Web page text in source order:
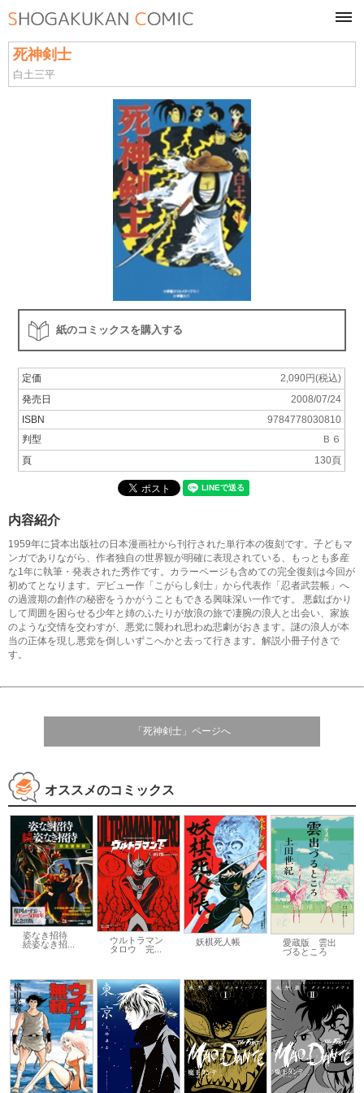
死神剣士
白土三平
紙のコミックスを購入する
定価
2,090円(税込)
発売日
2008/07/24
ISBN
9784778030810
判型
Ｂ６
頁
130頁
内容紹介
1959年に貸本出版社の日本漫画社から刊行された単行本の復刻です。子どもマ
ンガでありながら、作者独自の世界観が明確に表現されている、もっとも多産
な1年に執筆・発表された秀作です。カラーページも含めての完全復刻は今回が
初めてとなります。デビュー作「こがらし剣士」から代表作「忍者武芸帳」へ
の過渡期の創作の秘密をうかがうこともできる興味深い一作です。 悪戯ばかり
して周囲を困らせる少年と姉のふたりが放浪の旅で凄腕の浪人と出会い、家族
のような交情を交わすが、悪党に襲われ思わぬ悲劇がおきます。謎の浪人が本
当の正体を現し悪党を倒しいずこへかと去って行きます。解説小冊子付きで
す。
「死神剣士」ページへ
オススメのコミックス
姿なき招待
続姿なき招...
ウルトラマン
タロウ 完...
妖棋死人帳
愛蔵版 雲出
づるところ